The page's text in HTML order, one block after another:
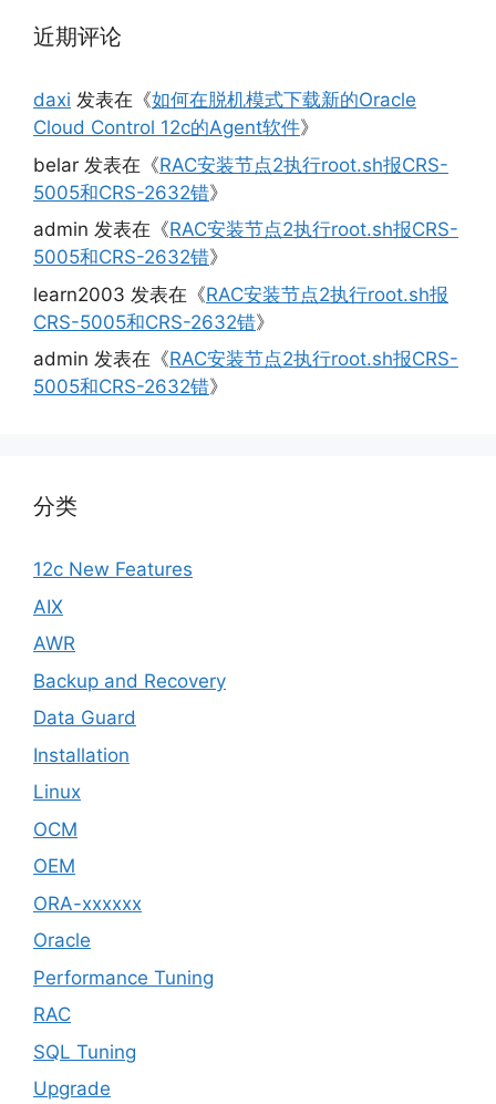
近期评论
daxi 发表在《如何在脱机模式下载新的Oracle
Cloud Control 12c的Agent软件》
belar 发表在《RAC安装节点2执行root.sh报CRS-
5005和CRS-2632错》
admin 发表在《RAC安装节点2执行root.sh报CRS-
5005和CRS-2632错》
learn2003 发表在《RAC安装节点2执行root.sh报
CRS-5005和CRS-2632错》
admin 发表在《RAC安装节点2执行root.sh报CRS-
5005和CRS-2632错》
分类
12c New Features
AIX
AWR
Backup and Recovery
Data Guard
Installation
Linux
OCM
OEM
ORA-xxxxxx
Oracle
Performance Tuning
RAC
SQL Tuning
Upgrade